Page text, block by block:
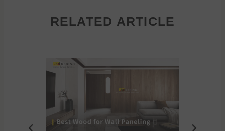
RELATED ARTICLE